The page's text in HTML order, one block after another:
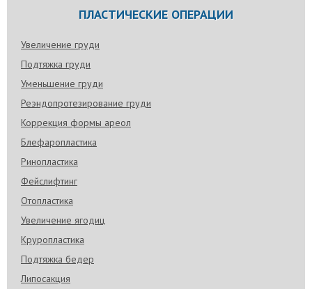
ПЛАСТИЧЕСКИЕ ОПЕРАЦИИ
Увеличение груди
Подтяжка груди
Уменьшение груди
Реэндопротезирование груди
Коррекция формы ареол
Блефаропластика
Ринопластика
Фейслифтинг
Отопластика
Увеличение ягодиц
Круропластика
Подтяжка бедер
Липосакция